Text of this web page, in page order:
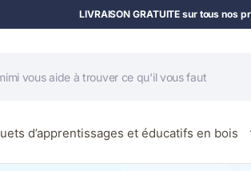
LIVRAISON GRATUITE sur tous nos
d’apprentissages et éducatifs en bois